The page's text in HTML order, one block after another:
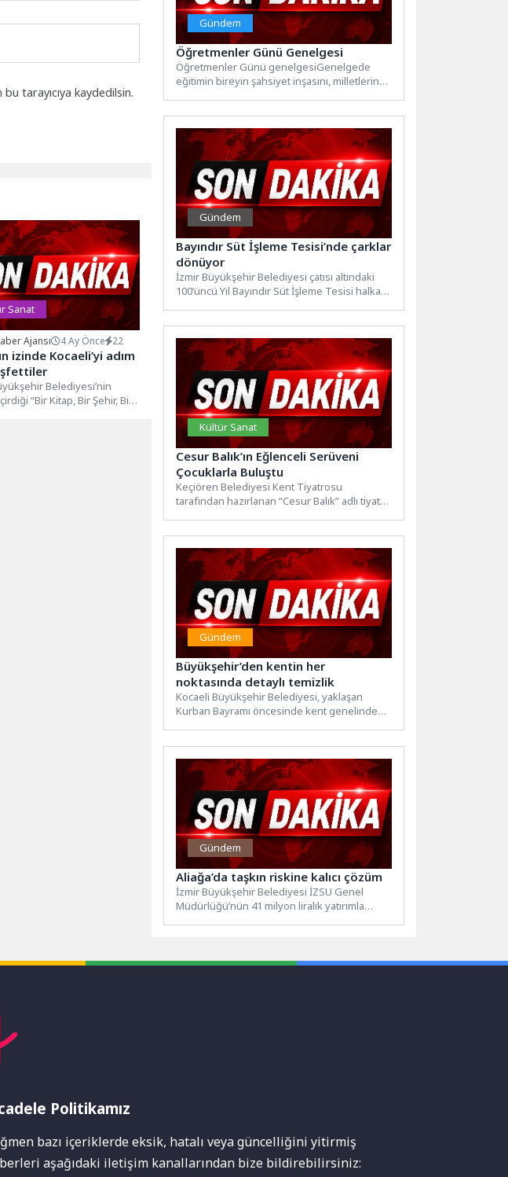
tarayıcıya kaydedilsin.
Sanat
Ajansı 4 Ay Önce 22
izinde Kocaeli’yi adım
Belediyesi’nin
“Bir Kitap, Bir Şehir, Bir
Gündem
Öğretmenler Günü Genelgesi
Öğretmenler Günü genelgesiGenelgede
eğitimin bireyin şahsiyet inşasını, milletlerin
Gündem
Bayındır Süt İşleme Tesisi’nde çarklar
dönüyor
İzmir Büyükşehir Belediyesi çatısı altındaki
100’üncü Yıl Bayındır Süt İşleme Tesisi halka
Kültür Sanat
Cesur Balık’ın Eğlenceli Serüveni
Çocuklarla Buluştu
Keçiören Belediyesi Kent Tiyatrosu
tarafından hazırlanan “Cesur Balık” adlı tiyatro
Gündem
Büyükşehir’den kentin her
noktasında detaylı temizlik
Kocaeli Büyükşehir Belediyesi, yaklaşan
Kurban Bayramı öncesinde kent genelinde
Gündem
Aliağa’da taşkın riskine kalıcı çözüm
İzmir Büyükşehir Belediyesi İZSU Genel
Müdürlüğü’nün 41 milyon liralık yatırımla
Politikamız
bazı içeriklerde eksik, hatalı veya güncelliğini yitirmiş
aşağıdaki iletişim kanallarından bize bildirebilirsiniz: